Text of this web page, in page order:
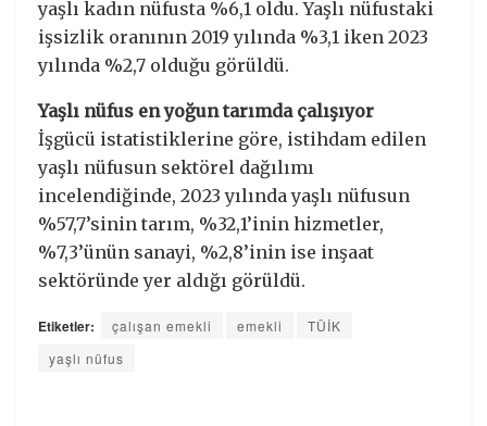
yaşlı kadın nüfusta %6,1 oldu. Yaşlı nüfustaki
işsizlik oranının 2019 yılında %3,1 iken 2023
yılında %2,7 olduğu görüldü.
Yaşlı nüfus en yoğun tarımda çalışıyor
İşgücü istatistiklerine göre, istihdam edilen
yaşlı nüfusun sektörel dağılımı
incelendiğinde, 2023 yılında yaşlı nüfusun
%57,7’sinin tarım, %32,1’inin hizmetler,
%7,3’ünün sanayi, %2,8’inin ise inşaat
sektöründe yer aldığı görüldü.
Etiketler: çalışan emekli emekli
TÜİK
yaşlı nüfus